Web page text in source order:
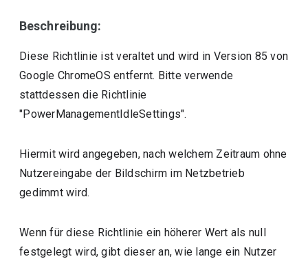
Beschreibung:
Diese Richtlinie ist veraltet und wird in Version 85 von
Google ChromeOS entfernt. Bitte verwende
stattdessen die Richtlinie
"PowerManagementIdleSettings".
Hiermit wird angegeben, nach welchem Zeitraum ohne
Nutzereingabe der Bildschirm im Netzbetrieb
gedimmt wird.
Wenn für diese Richtlinie ein höherer Wert als null
festgelegt wird, gibt dieser an, wie lange ein Nutzer